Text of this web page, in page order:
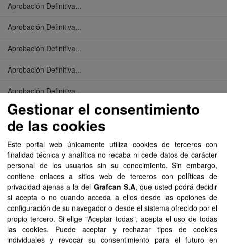
Aprobación Definitiva...
Aprobación Definitiva...
Aprobación Definitiva...
Aprobación Definitiva...
Aprobación Definitiva...
Aprobación Definitiva...
Aprobación Definitiva...
Aprobación Definitiva...
Aprobación Definitiva...
Aprobación Definitiva...
Aprobación Definitiva...
Aprobación Definitiva...
Gestionar el consentimiento
de las cookies
Este portal web únicamente utiliza cookies de terceros con
finalidad técnica y analítica no recaba ni cede datos de carácter
personal de los usuarios sin su conocimiento. Sin embargo,
contiene enlaces a sitios web de terceros con políticas de
privacidad ajenas a la del Grafcan S.A, que usted podrá decidir
si acepta o no cuando acceda a ellos desde las opciones de
configuración de su navegador o desde el sistema ofrecido por el
propio tercero. Si elige "Aceptar todas", acepta el uso de todas
las cookies. Puede aceptar y rechazar tipos de cookies
individuales y revocar su consentimiento para el futuro en